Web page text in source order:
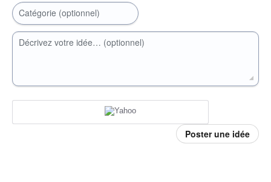
Catégorie (optionnel)
Décrivez votre idée… (optionnel)
Poster une idée